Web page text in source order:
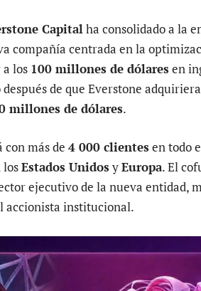
Capitalha consolidado a la
compañía centrada en la
los 100 millones de dólaresen
de que Everstone
millones de dólares.
más de 4 000 clientesen todo
losEstados UnidosyEuropa. El
ejecutivo de la nueva entidad,
accionista institucional.